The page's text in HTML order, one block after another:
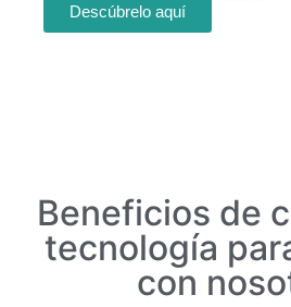
Descúbrelo aquí
Beneficios de
tecnología
con